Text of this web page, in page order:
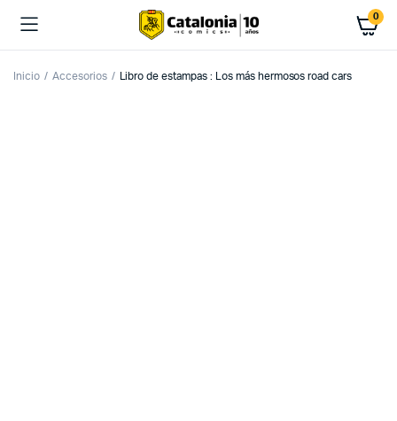
0
Inicio Accesorios Libro de estampas : Los más hermosos road cars